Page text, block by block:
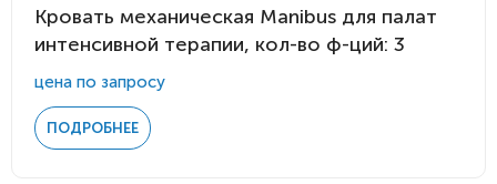
Кровать механическая Manibus для палат
интенсивной терапии, кол-во ф-ций: 3
цена по запросу
ПОДРОБНЕЕ